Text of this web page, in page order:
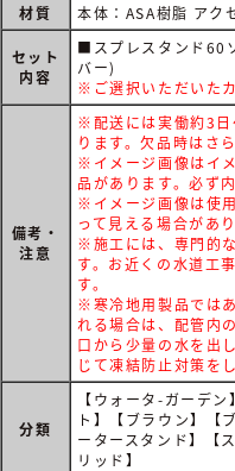
材質
本体：ASA樹脂 アク
セット
内容
■スプレスタンド60
バー)
※ご選択いただいた
備考・
注意
※配送には実働約3日
ります。欠品時はさ
※イメージ画像はイ
品があります。必ず
※イメージ画像は使
って見える場合があり
※施工には、専門的
す。お近くの水道工
す。
※寒冷地用製品では
れる場合は、配管内
口から少量の水を出
じて凍結防止対策を
分類
【ウォータ-ガーデ
ト】【ブラウン】【
ータースタンド】【
リッド】